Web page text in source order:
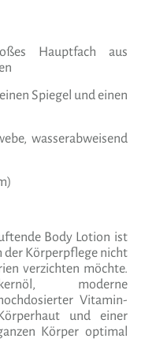
Hauptfach aus
Spiegel und einen
wasserabweisend
Body Lotion ist
der Körperpflege nicht
verzichten möchte.
moderne
Vitamin-
und einer
Körper optimal